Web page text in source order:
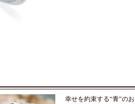
幸せを約束する“青”の